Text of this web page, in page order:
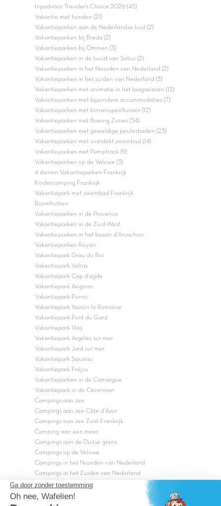
tripadvisor Traveler’s Choice 2026 (43)
Vakantie met honden (21)
Vakantieparken aan de Nederlandse kust (2)
Vakantieparken bij Breda (2)
Vakantieparken bij Ommen (3)
Vakantieparken in de buurt van Salou (2)
Vakantieparken in het Noorden van Nederland (2)
Vakantieparken in het zuiden van Nederland (3)
Vakantieparken met animatie in het laagseizoen (12)
Vakantieparken met bijzondere accommodaties (7)
Vakantieparken met binnenspeeltuinen (12)
Vakantieparken met Boeing Zones (34)
Vakantieparken met geweldige peuterbaden (23)
Vakantieparken met overdekt zwembad (14)
Vakantieparken met Pumptrack (9)
Vakantieparken op de Veluwe (3)
4 sterren Vakantieparken Frankrijk
Kindercamping Frankrijk
Vakantiepark met zwembad Frankrijk
Boomhutten
Vakantieparken in de Provence
Vakantieparken in de Zuid-West
Vakantieparken in het bassin d'Arcachon
Vakantieparken Royan
Vakantiepark Grau du Roi
Vakantiepark Valras
Vakantiepark Cap d'agde
Vakantiepark Avignon
Vakantiepark Pornic
Vakantiepark Vaison la Romaine
Vakantiepark Pont du Gard
Vakantiepark Vias
Vakantiepark Argeles sur mer
Vakantiepark Jard sur mer
Vakantiepark Sarzeau
Vakantiepark Fréjus
Vakantieparken in de Camargue
Vakantiepark in de Cevennen
Campings aan zee
Campings aan zee Côte d'Azur
Campings aan zee Zuid-Frankrijk
Camping aan een meer
Campings aan de Duitse grens
Campings op de Veluwe
Campings in het Noorden van Nederland
Campings in het Zuiden van Nederland
Copyright Capfun 2026 ©
Bij Capfun solliciteren